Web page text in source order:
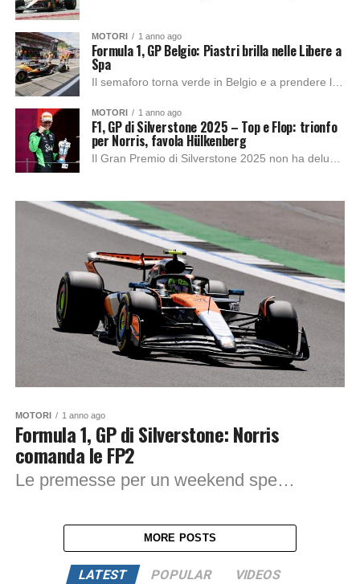
MOTORI 1 anno ago
Formula 1, GP Belgio: Piastri brilla nelle Libere a
Spa
Il semaforo torna verde in Belgio e a prendere la scena è Oscar Piastri. L’australiano della McLaren firma il miglior tempo nell’unica sessione di prove libere...
MOTORI 1 anno ago
F1, GP di Silverstone 2025 – Top e Flop: trionfo
per Norris, favola Hülkenberg
Il Gran Premio di Silverstone 2025 non ha deluso le aspettative: pubblico in visibilio, meteo ballerino, battaglie corpo a corpo e una classifica finale che ha...
MOTORI 1 anno ago
Formula 1, GP di Silverstone: Norris
comanda le FP2
Le premesse per un weekend spettacolare ci sono tutte. Sul leggendario circuito di Silverstone, le seconde prove libere del Gran Premio di Gran Bretagna hanno incoronato...
MORE POSTS
LATEST POPULAR VIDEOS